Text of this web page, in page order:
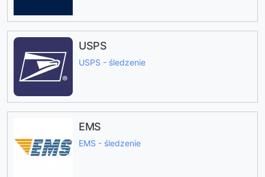
USPS
USPS - śledzenie
EMS
EMS - śledzenie